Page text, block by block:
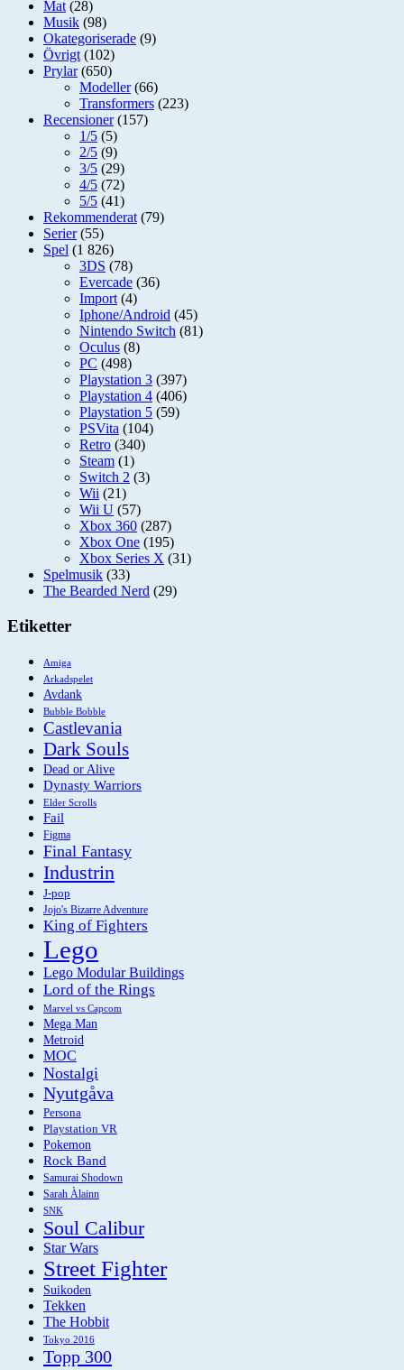
Mat (28)
Musik (98)
Okategoriserade (9)
Övrigt (102)
Prylar(650)
Modeller(66)
Transformers (223)
Recensioner(157)
1/5 (5)
2/5 (9)
3/5 (29)
4/5 (72)
5/5 (41)
Rekommenderat (79)
Serier(55)
Spel (1 826)
3DS (78)
Evercade (36)
Import (4)
Iphone/Android (45)
Nintendo Switch (81)
Oculus (8)
PC (498)
Playstation 3 (397)
Playstation 4 (406)
Playstation 5 (59)
PSVita (104)
Retro (340)
Steam (1)
Switch 2 (3)
Wii (21)
Wii U (57)
Xbox 360 (287)
Xbox One (195)
Xbox Series X (31)
Spelmusik (33)
The Bearded Nerd (29)
Etiketter
Amiga
Arkadspelet
Avdank
Bubble Bobble
Castlevania
Dark Souls
Dead or Alive
Dynasty Warriors
Elder Scrolls
Fail
Figma
Final Fantasy
Industrin
J-pop
Jojo's Bizarre Adventure
King of Fighters
Lego
Lego Modular Buildings
Lord of the Rings
Marvel vs Capcom
Mega Man
Metroid
MOC
Nostalgi
Nyutgåva
Persona
Playstation VR
Pokemon
Rock Band
Samurai Shodown
Sarah Àlainn
SNK
Soul Calibur
Star Wars
Street Fighter
Suikoden
Tekken
The Hobbit
Tokyo 2016
Topp 300